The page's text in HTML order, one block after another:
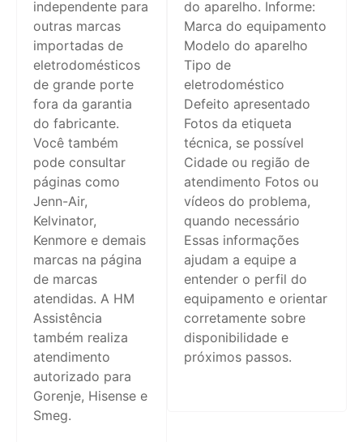
independente para
outras marcas
importadas de
eletrodomésticos
de grande porte
fora da garantia
do fabricante.
Você também
pode consultar
páginas como
Jenn-Air,
Kelvinator,
Kenmore e demais
marcas na página
de marcas
atendidas. A HM
Assistência
também realiza
atendimento
autorizado para
Gorenje, Hisense e
Smeg.
do aparelho. Informe:
Marca do equipamento
Modelo do aparelho
Tipo de
eletrodoméstico
Defeito apresentado
Fotos da etiqueta
técnica, se possível
Cidade ou região de
atendimento Fotos ou
vídeos do problema,
quando necessário
Essas informações
ajudam a equipe a
entender o perfil do
equipamento e orientar
corretamente sobre
disponibilidade e
próximos passos.